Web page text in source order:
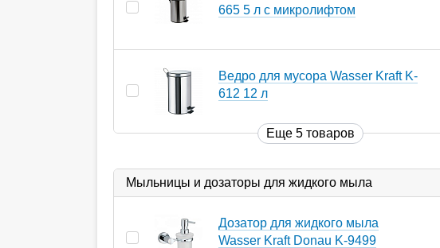
665 5 л с микролифтом
Ведро для мусора Wasser Kraft K-
612 12 л
Еще 5 товаров
Мыльницы и дозаторы для жидкого мыла
Дозатор для жидкого мыла
Wasser Kraft Donau K-9499